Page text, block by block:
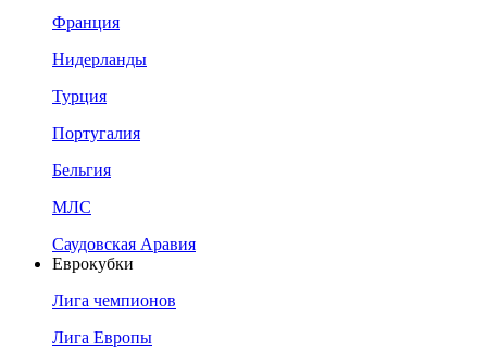
Франция
Нидерланды
Турция
Португалия
Бельгия
МЛС
Саудовская Аравия
Еврокубки
Лига чемпионов
Лига Европы